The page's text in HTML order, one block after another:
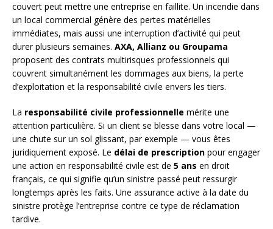
couvert peut mettre une entreprise en faillite. Un incendie dans
un local commercial génère des pertes matérielles
immédiates, mais aussi une interruption d’activité qui peut
durer plusieurs semaines. AXA, Allianz ou Groupama
proposent des contrats multirisques professionnels qui
couvrent simultanément les dommages aux biens, la perte
d’exploitation et la responsabilité civile envers les tiers.
La responsabilité civile professionnelle mérite une
attention particulière. Si un client se blesse dans votre local —
une chute sur un sol glissant, par exemple — vous êtes
juridiquement exposé. Le délai de prescription pour engager
une action en responsabilité civile est de 5 ans en droit
français, ce qui signifie qu’un sinistre passé peut ressurgir
longtemps après les faits. Une assurance active à la date du
sinistre protège l’entreprise contre ce type de réclamation
tardive.